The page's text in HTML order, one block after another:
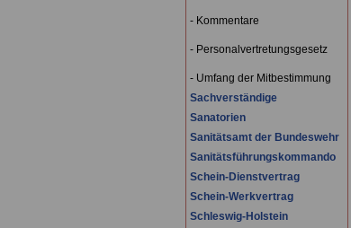
- Kommentare
- Personalvertretungsgesetz
- Umfang der Mitbestimmung
Sachverständige
Sanatorien
Sanitätsamt der Bundeswehr
Sanitätsführungskommando
Schein-Dienstvertrag
Schein-Werkvertrag
Schleswig-Holstein